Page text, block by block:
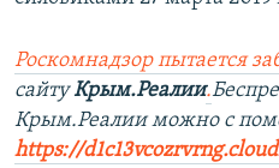
Роскомнадзор пытается
сайтуКрым.Реалии.
Крым.Реалии можно с
https://